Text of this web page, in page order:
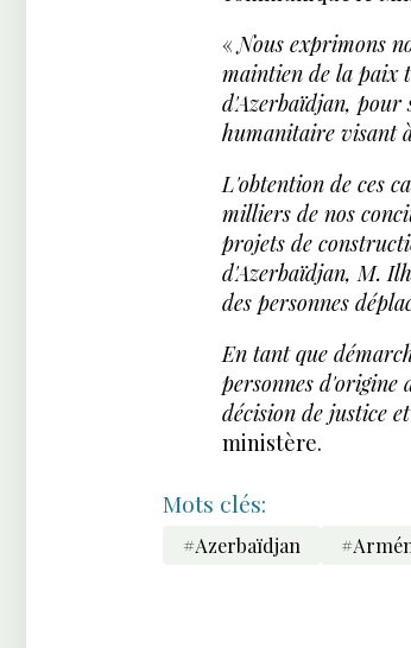
«Nous exprimons
maintien de la paix
d'Azerbaïdjan, pour
humanitaire visant
L'obtention de ces
milliers de nos
projets de
d'Azerbaïdjan, M.
des personnes
En tant que
personnes d'origine
décision de justice
ministère.
Mots clés:
#Azerbaïdjan